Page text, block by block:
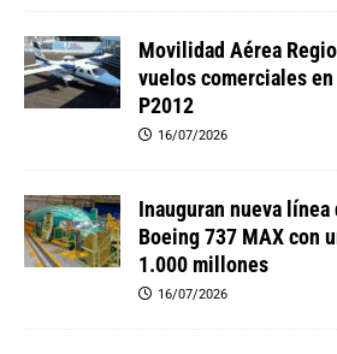
Movilidad Aérea
vuelos comerciales
P2012
16/07/2026
Inauguran nueva línea
Boeing 737 MAX con
1.000 millones
16/07/2026